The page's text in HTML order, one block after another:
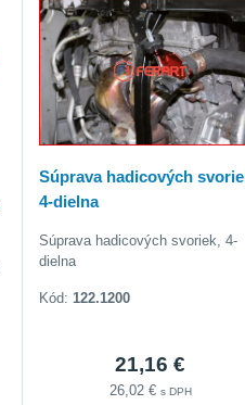
Súprava hadicových
4-dielna
Súprava hadicových svoriek, 4-
dielna
Kód: 122.1200
21,16 €
26,02 € s DPH